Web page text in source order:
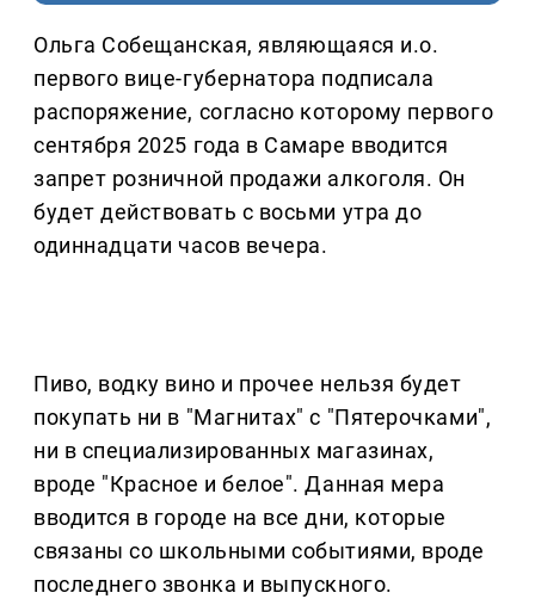
Ольга Собещанская, являющаяся и.о.
первого вице-губернатора подписала
распоряжение, согласно которому первого
сентября 2025 года в Самаре вводится
запрет розничной продажи алкоголя. Он
будет действовать с восьми утра до
одиннадцати часов вечера.
Пиво, водку вино и прочее нельзя будет
покупать ни в "Магнитах" с "Пятерочками",
ни в специализированных магазинах,
вроде "Красное и белое". Данная мера
вводится в городе на все дни, которые
связаны со школьными событиями, вроде
последнего звонка и выпускного.